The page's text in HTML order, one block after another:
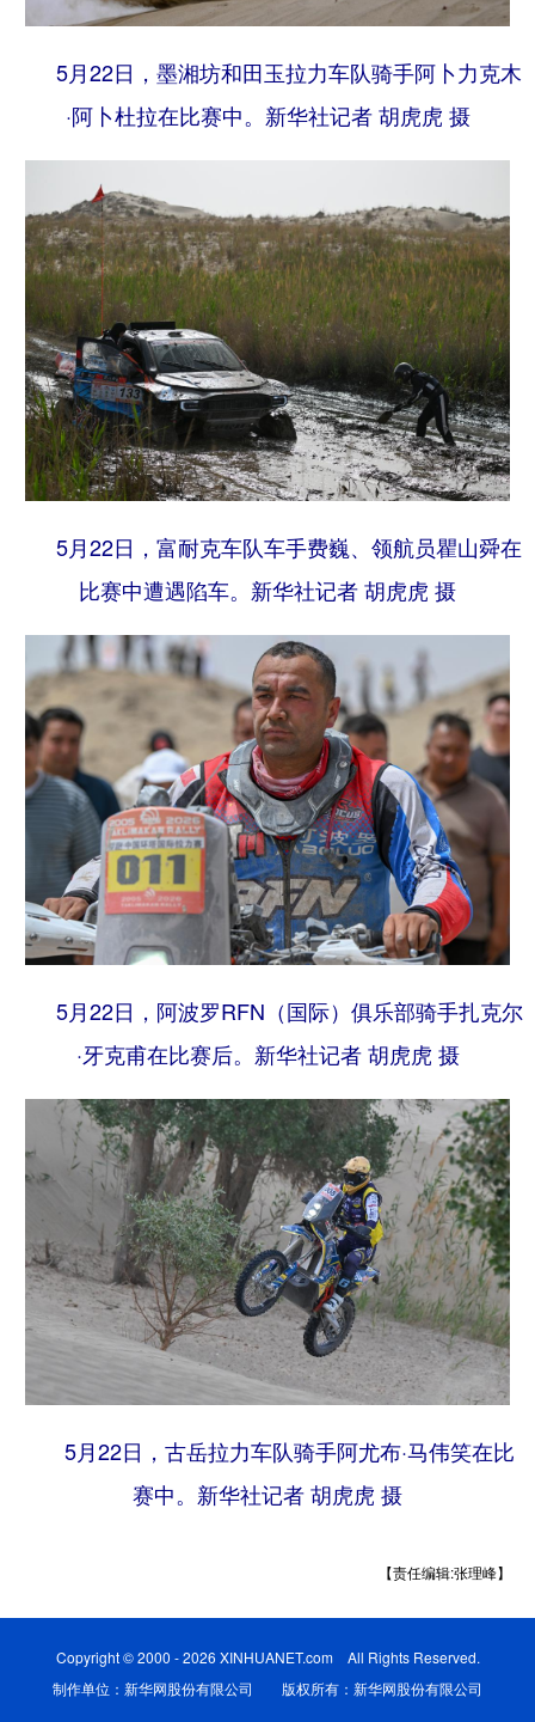
5月22日，墨湘坊和田玉拉力车队骑手阿卜力克木
·阿卜杜拉在比赛中。 新华社记者 胡虎虎 摄
5月22日，富耐克车队车手费巍、领航员瞿山舜在
比赛中遭遇陷车。 新华社记者 胡虎虎 摄
5月22日，阿波罗RFN（国际）俱乐部骑手扎克尔
·牙克甫在比赛后。 新华社记者 胡虎虎 摄
5月22日，古岳拉力车队骑手阿尤布·马伟笑在比
赛中。 新华社记者 胡虎虎 摄
【责任编辑:张理峰】
Copyright © 2000 - 2026 XINHUANET.com All Rights Reserved.
制作单位：新华网股份有限公司 版权所有：新华网股份有限公司